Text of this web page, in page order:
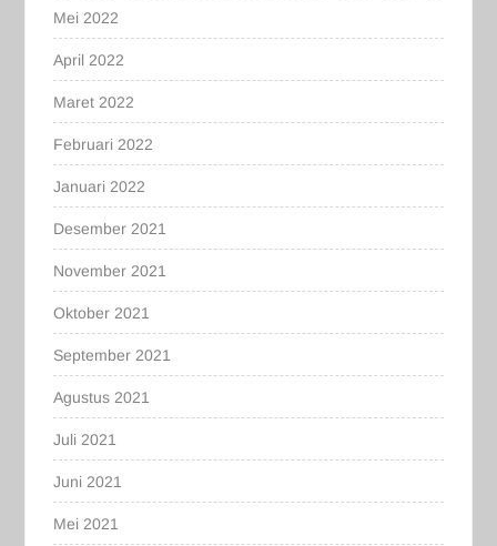
Mei 2022
April 2022
Maret 2022
Februari 2022
Januari 2022
Desember 2021
November 2021
Oktober 2021
September 2021
Agustus 2021
Juli 2021
Juni 2021
Mei 2021